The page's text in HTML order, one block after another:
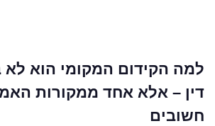
למה הקידום המקומי הוא לא
דין – אלא אחד ממקורות
חשובים